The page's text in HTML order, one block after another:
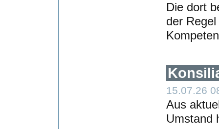
Die dort
der
15.07.26
Aus
Umstand